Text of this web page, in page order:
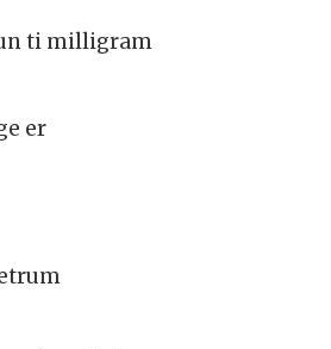
ti milligram
er